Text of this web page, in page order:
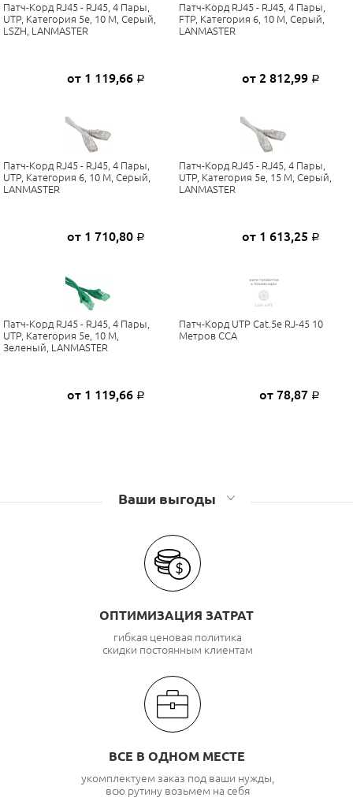
Патч-Корд RJ45 - RJ45, 4 Пары,
UTP, Категория 5е, 10 М, Серый,
LSZH, LANMASTER
от 1 119,66 Р
Патч-Корд RJ45 - RJ45, 4 Пары,
FTP, Категория 6, 10 М, Серый,
LANMASTER
от 2 812,99 Р
Патч-Корд RJ45 - RJ45, 4 Пары,
UTP, Категория 6, 10 М, Серый,
LANMASTER
от 1 710,80 Р
Патч-Корд RJ45 - RJ45, 4 Пары,
UTP, Категория 5е, 15 М, Серый,
LANMASTER
от 1 613,25 Р
Патч-Корд RJ45 - RJ45, 4 Пары,
UTP, Категория 5е, 10 М,
Зеленый, LANMASTER
от 1 119,66 Р
Патч-Корд UTP Cat.5e RJ-45 10
Метров CCA
от 78,87 Р
Ваши выгоды
ОПТИМИЗАЦИЯ ЗАТРАТ
гибкая ценовая политика
скидки постоянным клиентам
ВСЕ В ОДНОМ МЕСТЕ
укомплектуем заказ под ваши нужды,
всю рутину возьмем на себя